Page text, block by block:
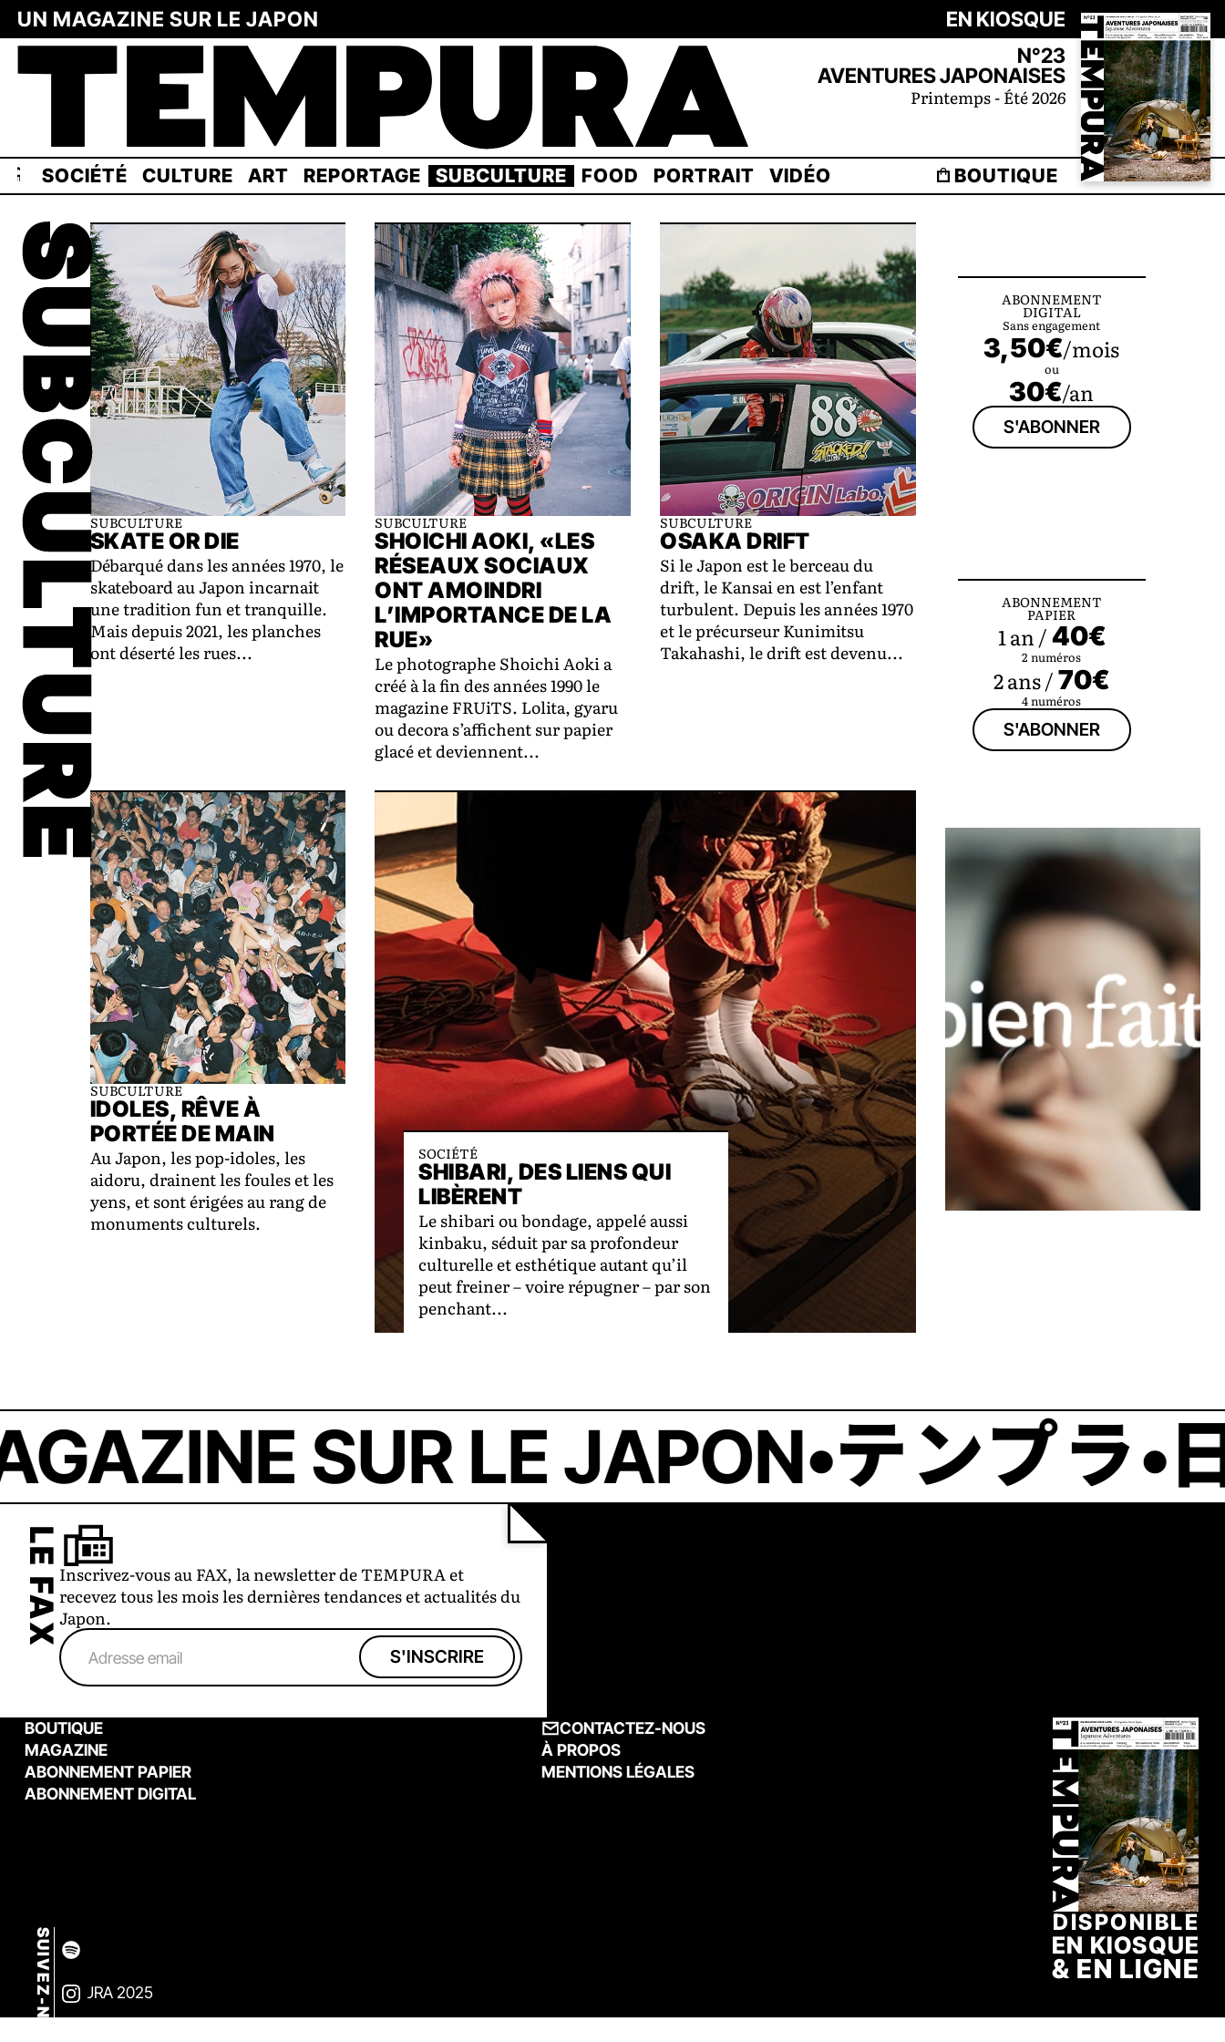
UN MAGAZINE SUR LE JAPON
SOCIÉTÉ CULTURE ART REPORTAGE SUBCULTURE FOOD PORTRAIT VIDÉO
EN KIOSQUE
N°23
AVENTURES JAPONAISES
Printemps - Été 2026
BOUTIQUE
SUBCULTURESUBCULTURE
SKATE OR DIE
Débarqué dans les années 1970, le
skateboard au Japon incarnait
une tradition fun et tranquille.
Mais depuis 2021, les planches
ont déserté les rues...
SUBCULTURE
SHOICHI AOKI, «LES
RÉSEAUX SOCIAUX
ONT AMOINDRI
L’IMPORTANCE DE LA
RUE»
Le photographe Shoichi Aoki a
créé à la fin des années 1990 le
magazine FRUiTS. Lolita, gyaru
ou decora s’affichent sur papier
glacé et deviennent...
SUBCULTURE
OSAKA DRIFT
Si le Japon est le berceau du
drift, le Kansai en est l’enfant
turbulent. Depuis les années 1970
et le précurseur Kunimitsu
Takahashi, le drift est devenu...
SUBCULTURE
IDOLES, RÊVE À
PORTÉE DE MAIN
Au Japon, les pop-idoles, les
aidoru, drainent les foules et les
yens, et sont érigées au rang de
monuments culturels.
SOCIÉTÉ
SHIBARI, DES LIENS QUI
LIBÈRENT
Le shibari ou bondage, appelé aussi
kinbaku, séduit par sa profondeur
culturelle et esthétique autant qu’il
peut freiner – voire répugner – par son
penchant...
ABONNEMENT
DIGITAL
Sans engagement
3,50€/mois
ou
30€/an
S'ABONNER
ABONNEMENT
PAPIER
1 an /40€
2 numéros
2 ans /70€
4 numéros
S'ABONNER
SUR LE JAPON•テンプラ•日
LE FAXInscrivez-vous au FAX, la newsletter de TEMPURA et
recevez tous les mois les dernières tendances et actualités du
Japon.
BOUTIQUE
MAGAZINE
ABONNEMENT PAPIER
ABONNEMENT DIGITAL
CONTACTEZ-NOUS
À PROPOS
MENTIONS LÉGALES
DISPONIBLE
EN KIOSQUE
& EN LIGNE
© TEMPURA 2025
SUIVEZ-NOUS